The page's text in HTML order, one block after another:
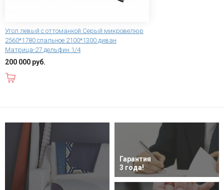
Угол левый с оттоманкой Серый микровелюр
2560*1780 спальное 2100*1300 диван
Матрица-27 дельфин 1/4
200 000 руб.
Гарантия
3 года!